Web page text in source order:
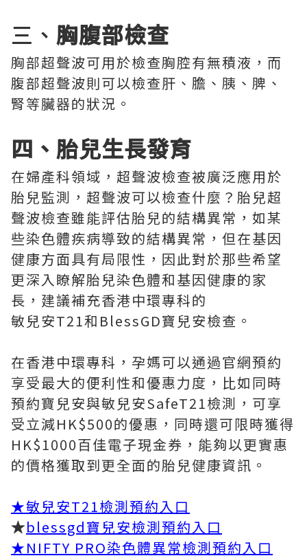
三、 胸腹部檢查
胸部超聲波可用於檢查胸腔有無積液，而
腹部超聲波則可以檢查肝、膽、胰、脾、
腎等臟器的狀況。
四、胎兒生長發育
在婦產科領域，超聲波檢查被廣泛應用於
胎兒監測，超聲波可以檢查什麼？胎兒超
聲波檢查雖能評估胎兒的結構異常，如某
些染色體疾病導致的結構異常，但在基因
健康方面具有局限性，因此對於那些希望
更深入瞭解胎兒染色體和基因健康的家
長，建議補充香港中環專科的
敏兒安T21和BlessGD寶兒安檢查。
在香港中環專科，孕媽可以通過官網預約
享受最大的便利性和優惠力度，比如同時
預約寶兒安與敏兒安SafeT21檢測，可享
受立減HK$500的優惠，同時還可限時獲得
HK$1000百佳電子現金券，能夠以更實惠
的價格獲取到更全面的胎兒健康資訊。
★敏兒安T21檢測預約入口
★blessgd寶兒安檢測預約入口
★NIFTY PRO染色體異常檢測預約入口